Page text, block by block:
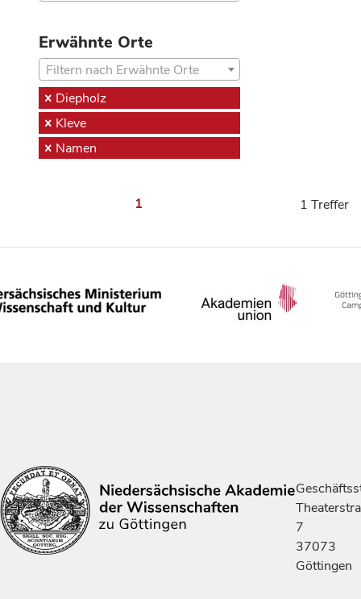
Erwähnte Orte
Filtern nach Erwähnte Orte
Diepholz
Kleve
Namen
1 1 Treffer
7
37073
Göttingen